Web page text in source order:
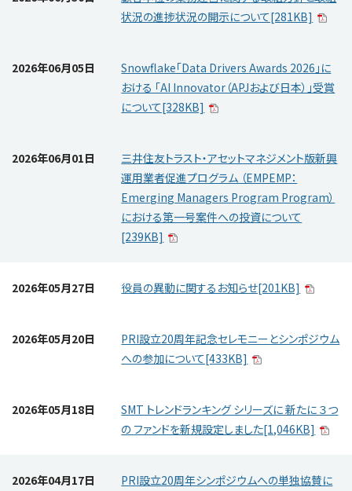
会社情報 採用情報
よくあるご質問
状況の進捗状況の開示について[281KB]
2026年06月05日
Snowflake「Data Drivers Awards 2026」に
おける 「AI Innovator（APJおよび日本）」受賞
について[328KB]
2026年06月01日
三井住友トラスト・アセットマネジメント版新興
運用業者促進プログラム （EMPEMP：
Emerging Managers Program Program）
における第一号案件への投資について
[239KB]
2026年05月27日 役員の異動に関するお知らせ[201KB]
2026年05月20日
PRI設立20周年記念セレモニーとシンポジウム
への参加について[433KB]
2026年05月18日
SMT トレンドランキング シリーズに 新たに ３つ
の ファンドを新規設定しました[1,046KB]
2026年04月17日
PRI設立20周年シンポジウムへの単独協賛に